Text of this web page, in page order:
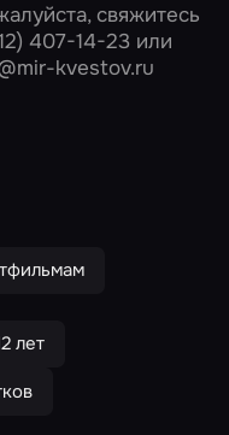
свяжитесь
407-14-23или
kvestov.ru
лет